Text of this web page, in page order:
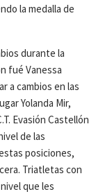
la medalla de
durante la
fué Vanessa
a cambios en las
Yolanda Mir,
Evasión Castellón
de las
posiciones,
Triatletas con
que les